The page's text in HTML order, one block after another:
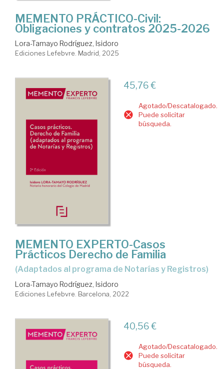
MEMENTO PRÁCTICO-Civil:
Obligaciones y contratos 2025-2026
Lora-Tamayo Rodríguez, Isidoro
Ediciones Lefebvre. Madrid, 2025
45,76 €
Agotado/Descatalogado.
Puede solicitar
búsqueda.
MEMENTO EXPERTO-Casos
Prácticos Derecho de Familia
(adaptados al programa de Notarías y Registros)
Lora-Tamayo Rodríguez, Isidoro
Ediciones Lefebvre. Barcelona, 2022
40,56 €
Agotado/Descatalogado.
Puede solicitar
búsqueda.